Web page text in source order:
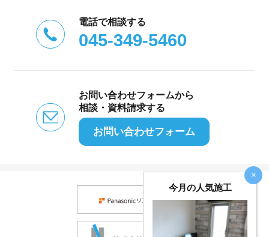
×
今月の人気施工
電話で相談する
045-349-5460
お問い合わせフォームから
相談・資料請求する
お問い合わせフォーム